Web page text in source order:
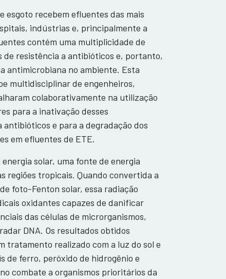
esgoto recebem efluentes das mais
indústrias e, principalmente a
contém uma multiplicidade de
de resistência a antibióticos e, portanto,
antimicrobiana no ambiente. Esta
multidisciplinar de engenheiros,
colaborativamente na utilização
para a inativação desses
e para a degradação dos
em efluentes de ETE.
solar, uma fonte de energia
regiões tropicais. Quando convertida a
foto-Fenton solar, essa radiação
oxidantes capazes de danificar
das células de microrganismos,
DNA. Os resultados obtidos
tratamento realizado com a luz do sol e
de ferro, peróxido de hidrogênio e
combate a organismos prioritários da